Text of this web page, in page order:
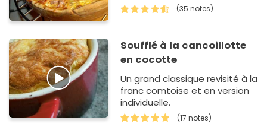
(35 notes)
Soufflé à la cancoillotte
en cocotte
Un grand classique revisité à la
franc comtoise et en version
individuelle.
(17 notes)